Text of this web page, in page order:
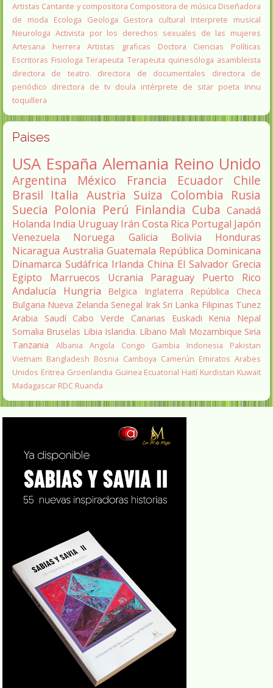
Artistas Cantante y compositora Compositora de música Diseñadora
de moda
Ecologa Geologa Gestora cultural
Interprete musical
Neurologa Activista por los derechos sexuales de las mujeres
Artesana herrera
Artistas graficas
Doctora Ciencias Políticas
Escritoras Fisiologa Terapeuta Terapeuta quinesóloga asambleista
directora de teatro.
directora de documentales
directora de
periódico directora de tv doula intérprete de sitar poeta Innu
toquillera
Paises
USA España Alemania Reino Unido
Argentina México Francia Ecuador
Chile
Brasil Italia Austria Suiza Colombia Rusia
Suecia Polonia Perú Finlandia Cuba Canadá
Holanda India Uruguay Irán Costa Rica Portugal Japón
Venezuela
Noruega Galicia Bolivia
Honduras
Nicaragua Australia Guatemala República Dominicana
Dinamarca Sudáfrica Irlanda China El Salvador Grecia
Egipto
Marruecos Ucrania Paraguay
Puerto Rico
Andalucía
Hungria Belgica Inglaterra
República Checa
Bulgaria Nueva Zelanda Senegal Irak Sri Lanka Filipinas Tunez
Arabia Saudí Cabo Verde Canarias Euskadi Kenia
Nepal
Somalia Bruselas Libia Islandia. Líbano Mali Mozambique Siria
Tanzania
Albania Angola Congo Gambia Indonesia
Pakistan
Vietnam Bangladesh Bosnia Camboya Camerún Emiratos Arabes
Unidos Eritrea Groenlandia Guinea Ecuatorial Haití Kurdistan Kuwait
Madagascar RDC Ruanda